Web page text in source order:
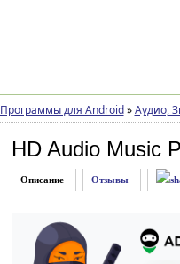
Программы для Android » Аудио,
HD Audio Music
Описание Отзывы